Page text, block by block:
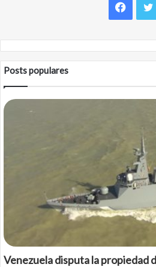
Posts populares
Venezuela disputa la propiedad